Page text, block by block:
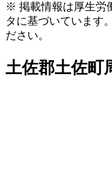
※ 掲載情報は厚生労
タに基づいています
ださい。
土佐郡土佐町